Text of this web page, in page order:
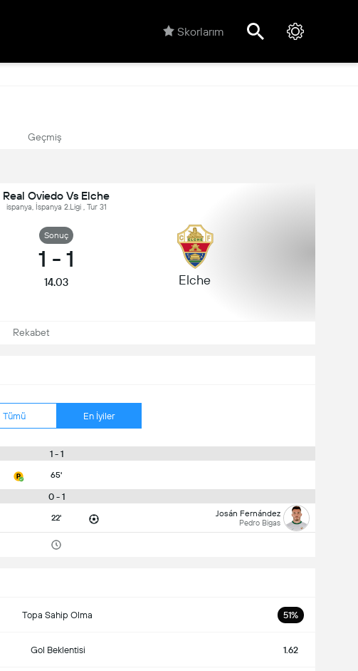
Skorlarım
Geçmiş
Real Oviedo Vs Elche
ispanya, İspanya 2.Ligi , Tur 31
Sonuç
1 - 1
14.03 Elche
Rekabet
Tümü En İyiler
1 - 1
65'
0 - 1
22' Josán Fernández
Pedro Bigas
Topa Sahip Olma 51%
Gol Beklentisi 1.62